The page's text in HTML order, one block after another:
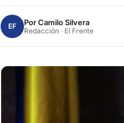
EF PorCamilo Silvera
Redacción · El Frente